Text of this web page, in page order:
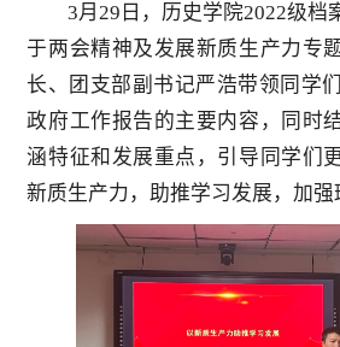
3月29日，历史学院2022级档
于两会精神及发展新质生产力专
长、团支部副书记严浩带领同学
政府工作报告的主要内容，同时
涵特征和发展重点，引导同学们
新质生产力，助推学习发展，加强